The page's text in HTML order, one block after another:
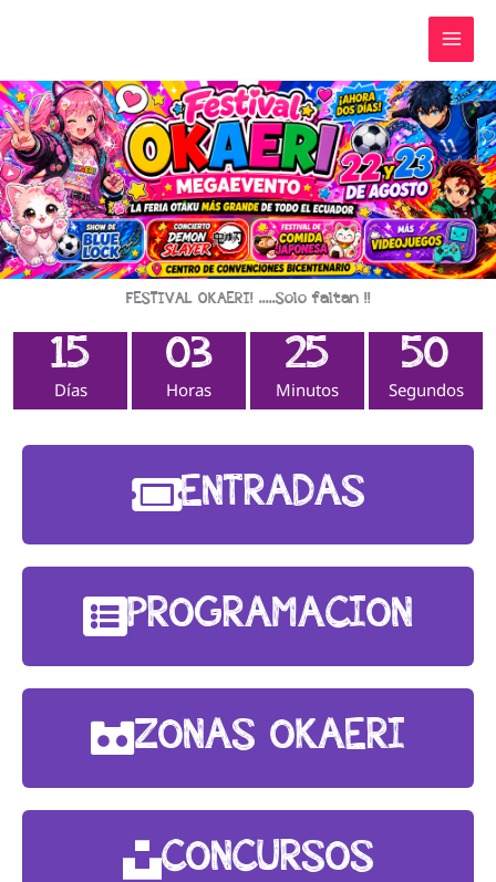
FESTIVAL OKAERI! .....Solo faltan !!
15
Días
03
Horas
25
Minutos
50
Segundos
ENTRADAS
PROGRAMACION
ZONAS OKAERI
CONCURSOS